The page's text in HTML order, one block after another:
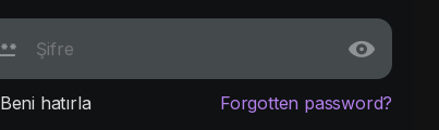
Beni hatırla Forgotten password?